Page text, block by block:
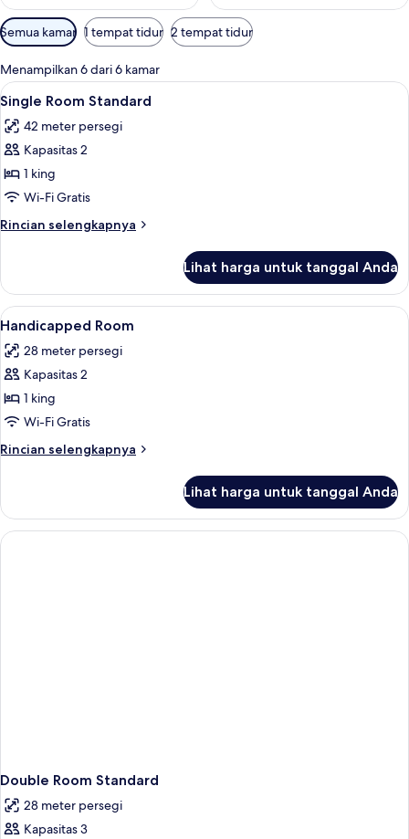
Filter
tersedia
untuk
kamar
Semua kamar 1 tempat tidur 2 tempat tidur
Menampilkan 6 dari 6 kamar
Lihat
semua
foto
untuk
Single
Room
Standard
Minibar, brankas, Wi-Fi gratis, dan
6
Single Room Standard
42 meter persegi
Kapasitas 2
1 king
Wi-Fi Gratis
Rincian selengkapnya
Rincian
Single
Room
Standard
Lihat harga untuk tanggal Anda
Lihat
semua
foto
untuk
Handicapped
Room
Minibar, brankas, Wi-Fi gratis, dan
7
Handicapped Room
28 meter persegi
Kapasitas 2
1 king
Wi-Fi Gratis
Rincian selengkapnya
Rincian
Handicapped
Room
Lihat harga untuk tanggal Anda
Double Room Standard
28 meter persegi
Kapasitas 3